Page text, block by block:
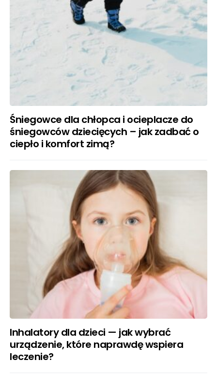
Śniegowce dla chłopca i ocieplacze do
śniegowców dziecięcych – jak zadbać o
ciepło i komfort zimą?
Inhalatory dla dzieci — jak wybrać
urządzenie, które naprawdę wspiera
leczenie?